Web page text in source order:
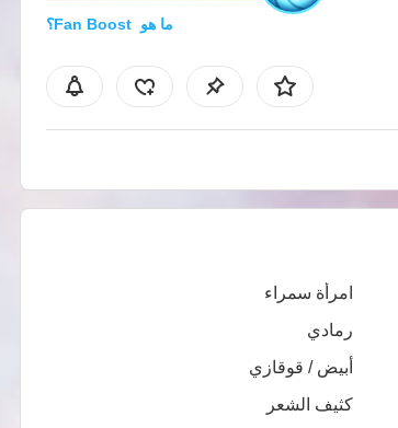
ما هو Fan Boost؟
امرأة سمراء
رمادي
أبيض / قوقازي
كثيف الشعر